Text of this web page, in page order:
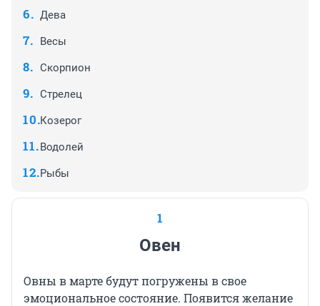
Дева
Весы
Скорпион
Стрелец
Козерог
Водолей
Рыбы
1
Овен
Овны в марте будут погружены в свое
эмоциональное состояние. Появится желание